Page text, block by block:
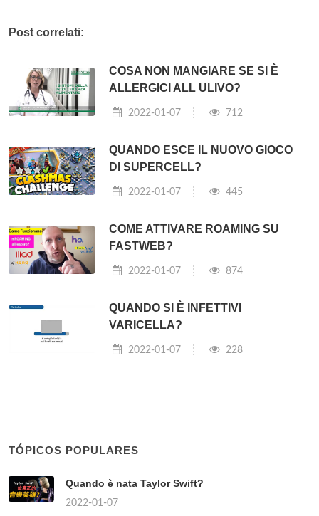
Post correlati:
COSA NON MANGIARE SE SI È
ALLERGICI ALL ULIVO?
2022-01-07 712
QUANDO ESCE IL NUOVO GIOCO
DI SUPERCELL?
2022-01-07 445
COME ATTIVARE ROAMING SU
FASTWEB?
2022-01-07 874
QUANDO SI È INFETTIVI
VARICELLA?
2022-01-07 228
TÓPICOS POPULARES
Quando è nata Taylor Swift?
2022-01-07